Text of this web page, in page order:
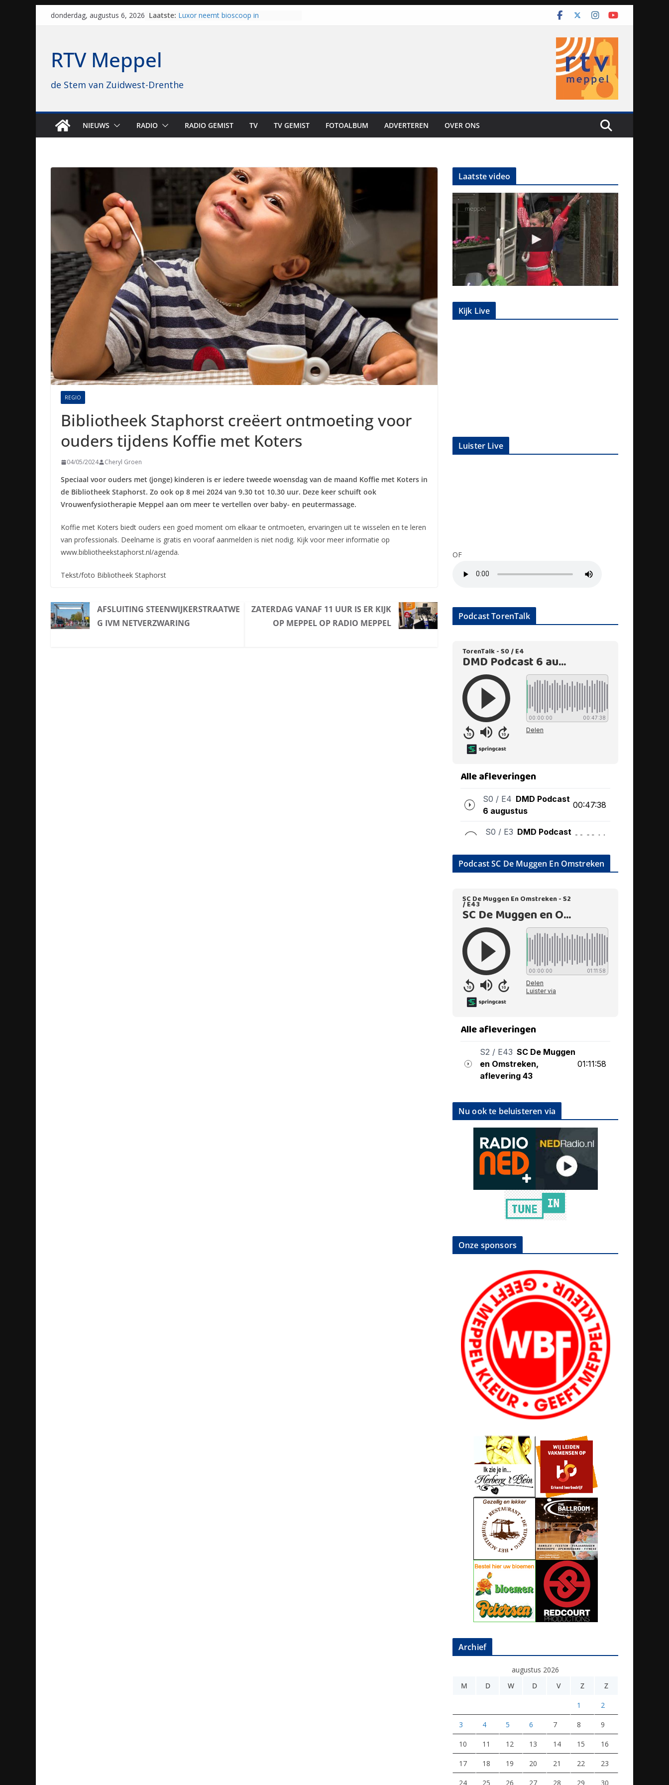
donderdag, augustus 6, 2026 Laatste:
Al dertig jaar haalt ‘Japie’ Mokum
naar Meppel, nu stoomt hij z’n
brullende motoren: internationale
van vissport: “Dat is niet in geld uit te
drukken”
RTV Meppel
de Stem van Zuidwest-Drenthe
NIEUWS RADIO RADIO GEMIST TV TV GEMIST FOTOALBUM ADVERTEREN OVER ONS
REGIO
Bibliotheek Staphorst creëert ontmoeting voor
ouders tijdens Koffie met Koters
04/05/2024 Cheryl Groen
Speciaal voor ouders met (jonge) kinderen is er iedere tweede woensdag van de maand Koffie met Koters in
de Bibliotheek Staphorst. Zo ook op 8 mei 2024 van 9.30 tot 10.30 uur. Deze keer schuift ook
Vrouwenfysiotherapie Meppel aan om meer te vertellen over baby- en peutermassage.
Koffie met Koters biedt ouders een goed moment om elkaar te ontmoeten, ervaringen uit te wisselen en te leren
van professionals. Deelname is gratis en vooraf aanmelden is niet nodig. Kijk voor meer informatie op
www.bibliotheekstaphorst.nl/agenda.
Tekst/foto Bibliotheek Staphorst
AFSLUITING STEENWIJKERSTRAATWE
G IVM NETVERZWARING
ZATERDAG VANAF 11 UUR IS ER KIJK
OP MEPPEL OP RADIO MEPPEL
Laatste video
Kijk Live
Luister Live
OF
Podcast TorenTalk
Podcast SC De Muggen En Omstreken
Nu ook te beluisteren via
Onze sponsors
Archief
augustus 2026
M
D W D V Z Z
1 2
3 4 5 6 7 8 9
10 11 12 13 14 15 16
17 18 19 20 21 22 23
24 25 26 27 28 29 30